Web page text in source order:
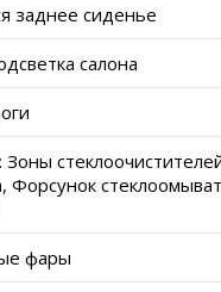
заднее сиденье
салона
Зоны
Форсунок
фары